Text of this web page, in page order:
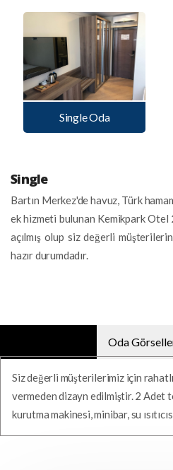
Single Oda
Single
Bartın Merkez'de havuz, Türk
ek hizmeti bulunan Kemikpark
açılmış olup siz değerli
hazır durumdadır.
Oda
Siz değerli müşterilerimiz için
vermeden dizayn edilmiştir. 2 Adet
kurutma makinesi, minibar, su